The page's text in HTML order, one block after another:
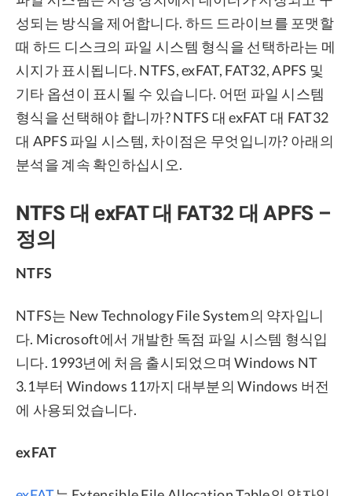
성되는 방식을 제어합니다. 하드 드라이브를 포맷할
때 하드 디스크의 파일 시스템 형식을 선택하라는 메
시지가 표시됩니다. NTFS, exFAT, FAT32, APFS 및
기타 옵션이 표시될 수 있습니다. 어떤 파일 시스템
형식을 선택해야 합니까? NTFS 대 exFAT 대 FAT32
대 APFS 파일 시스템, 차이점은 무엇입니까? 아래의
분석을 계속 확인하십시오.
NTFS 대 exFAT 대 FAT32 대 APFS –
정의
NTFS
NTFS는 New Technology File System의 약자입니
다. Microsoft에서 개발한 독점 파일 시스템 형식입
니다. 1993년에 처음 출시되었으며 Windows NT
3.1부터 Windows 11까지 대부분의 Windows 버전
에 사용되었습니다.
exFAT